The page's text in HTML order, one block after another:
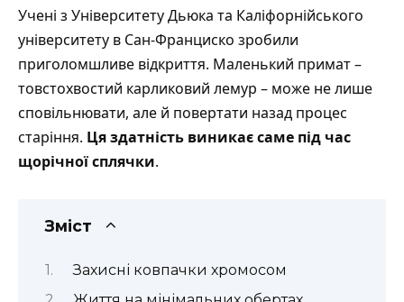
Учені з Університету Дьюка та Каліфорнійського
університету в Сан-Франциско зробили
приголомшливе відкриття. Маленький примат –
товстохвостий карликовий лемур – може не лише
сповільнювати, але й повертати назад процес
старіння. Ця здатність виникає саме під час
щорічної сплячки.
Зміст
Захисні ковпачки хромосом